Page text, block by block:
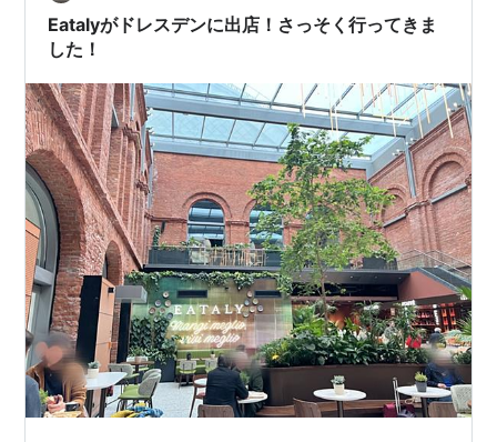
Eatalyがドレスデンに出店！さっそく行ってきま
した！